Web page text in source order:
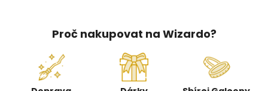
Proč nakupovat na Wizardo?